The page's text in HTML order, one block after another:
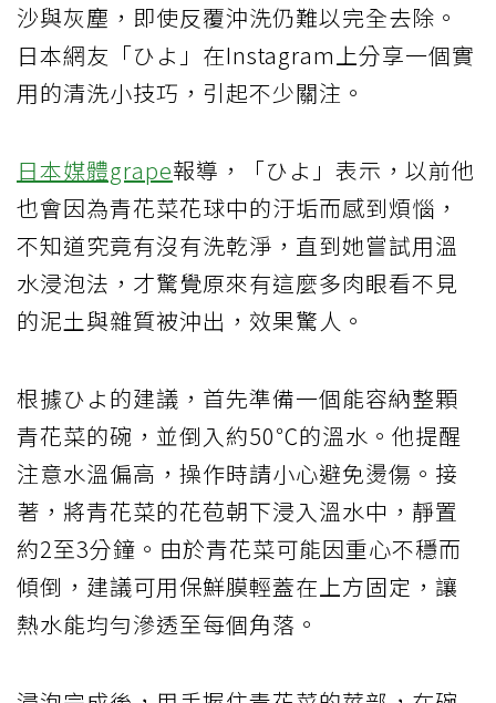
沙與灰塵，即使反覆沖洗仍難以完全去除。
日本網友「ひよ」在Instagram上分享一個實
用的清洗小技巧，引起不少關注。
日本媒體grape報導，「ひよ」表示，以前他
也會因為青花菜花球中的汙垢而感到煩惱，
不知道究竟有沒有洗乾淨，直到她嘗試用溫
水浸泡法，才驚覺原來有這麼多肉眼看不見
的泥土與雜質被沖出，效果驚人。
根據ひよ的建議，首先準備一個能容納整顆
青花菜的碗，並倒入約50℃的溫水。他提醒
注意水溫偏高，操作時請小心避免燙傷。接
著，將青花菜的花苞朝下浸入溫水中，靜置
約2至3分鐘。由於青花菜可能因重心不穩而
傾倒，建議可用保鮮膜輕蓋在上方固定，讓
熱水能均勻滲透至每個角落。